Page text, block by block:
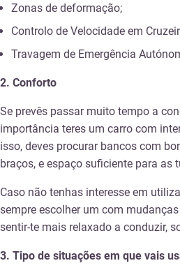
Zonas de deformação;
Controlo de Velocidade em
Travagem de Emergência
2. Conforto
Se prevês passar muito tempo a
importância teres um carro com
isso, deves procurar bancos com
braços, e espaço suficiente para as
Caso não tenhas interesse em
sempre escolher um com
sentir-te mais relaxado a conduzir,
3. Tipo de situações em que vais